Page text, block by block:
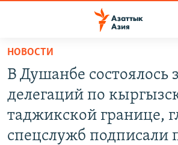
Вернуться
основному
содержанию
главной
ЦЕНТРАЛЬНАЯ АЗИЯ
КАЗАХСТАН
НОВОСТИ
ВОЙНА В УКРАИНЕ
НА ДРУГИХ ЯЗЫКАХ
НОВОСТИ
В Душанбе состоялось
делегаций по
таджикской границе,
спецслужб подписали